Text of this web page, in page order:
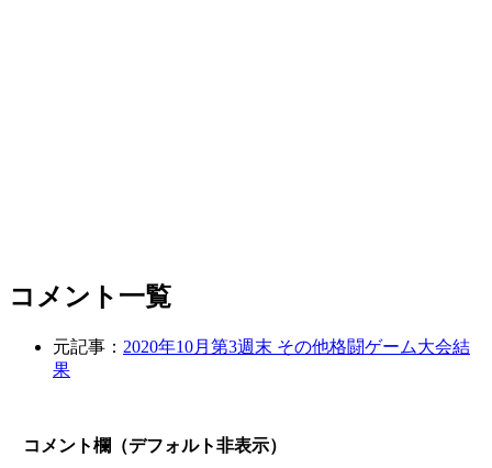
コメント一覧
元記事： 2020年10月第3週末 その他格闘ゲーム大会結
果
コメント欄（デフォルト非表示）